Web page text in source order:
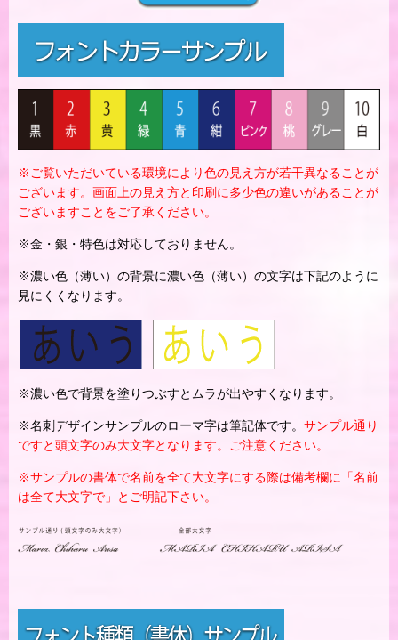
※ご覧いただいている環境により色の見え方が若干異なることが
ございます。画面上の見え方と印刷に多少色の違いがあることが
ございますことをご了承ください。
※金・銀・特色は対応しておりません。
※濃い色（薄い）の背景に濃い色（薄い）の文字は下記のように
見にくくなります。
※濃い色で背景を塗りつぶすとムラが出やすくなります。
※名刺デザインサンプルのローマ字は筆記体です。 サンプル通り
ですと頭文字のみ大文字となります。ご注意ください。
※サンプルの書体で名前を全て大文字にする際は備考欄に「名前
は全て大文字で」とご明記下さい。